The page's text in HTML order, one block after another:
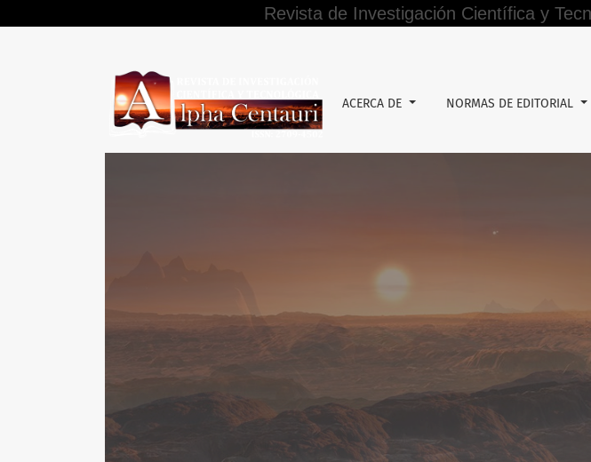
Revista de Investigación Científica y
ACERCA DE NORMAS DE EDITORIAL